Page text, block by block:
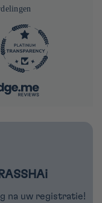
na uw registratie!